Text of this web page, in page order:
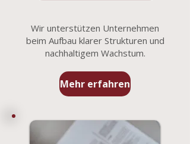
Wir unterstützen Unternehmen
beim Aufbau klarer Strukturen und
nachhaltigem Wachstum.
Mehr erfahren